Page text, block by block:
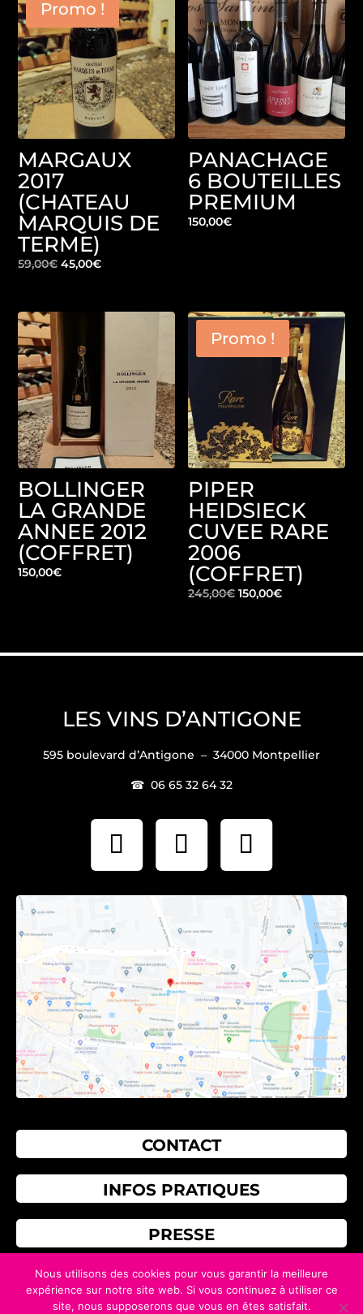
Promo !
MARGAUX
2017
(CHATEAU
MARQUIS DE
TERME)
59,00€Le
45,00€Le
PANACHAGE
6 BOUTEILLES
PREMIUM
150,00€
BOLLINGER
LA GRANDE
ANNEE 2012
(COFFRET)
150,00€
Promo !
PIPER
HEIDSIECK
CUVEE RARE
2006
(COFFRET)
245,00€ Le
150,00€Le
LES VINS D’ANTIGONE
595 boulevard d’Antigone – 34000 Montpellier
☎ 06 65 32 64 32
CONTACT
INFOS PRATIQUES
PRESSE
AVIS
Nous utilisons des cookies pour vous garantir la meilleure
expérience sur notre site web. Si vous continuez à utiliser ce
site, nous supposerons que vous en êtes satisfait.